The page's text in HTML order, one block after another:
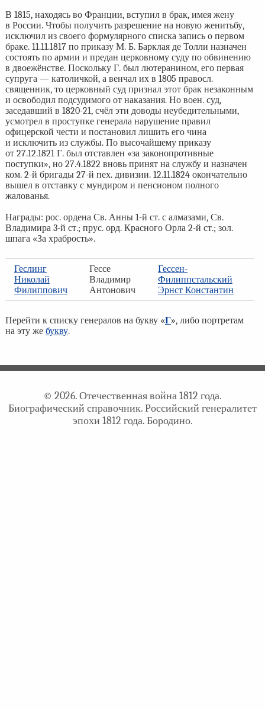
В 1815, находясь во Франции, вступил в брак, имея жену
в России. Чтобы получить разрешение на новую женитьбу,
исключил из своего формулярного списка запись о первом
браке. 11.11.1817 по приказу М. Б. Барклая де Толли назначен
состоять по армии и предан церковному суду по обвинению
в двоежёнстве. Поскольку Г. был лютеранином, его первая
супруга — католичкой, а венчал их в 1805 правосл.
священник, то церковный суд признал этот брак незаконным
и освободил подсудимого от наказания. Но воен. суд,
заседавший в 1820-21, счёл эти доводы неубедительными,
усмотрел в проступке генерала нарушение правил
офицерской чести и постановил лишить его чина
и исключить из службы. По высочайшему приказу
от 27.12.1821 Г. был отставлен «за законопротивные
поступки», но 27.4.1822 вновь принят на службу и назначен
ком. 2-й бригады 27-й пех. дивизии. 12.11.1824 окончательно
вышел в отставку с мундиром и пенсионом полного
жалованья.
Награды: рос. ордена Св. Анны 1-й ст. с алмазами, Св.
Владимира 3-й ст.; прус. орд. Красного Орла 2-й ст.; зол.
шпага «За храбрость».
Геслинг
Николай
Филиппович
Гессе
Владимир
Антонович
Гессен-
Филиппстальский
Эрнст Константин
Перейти к списку генералов на букву «Г», либо портретам
на эту же букву.
© 2026. Отечественная война 1812 года.
Биографический справочник. Российский генералитет
эпохи 1812 года. Бородино.